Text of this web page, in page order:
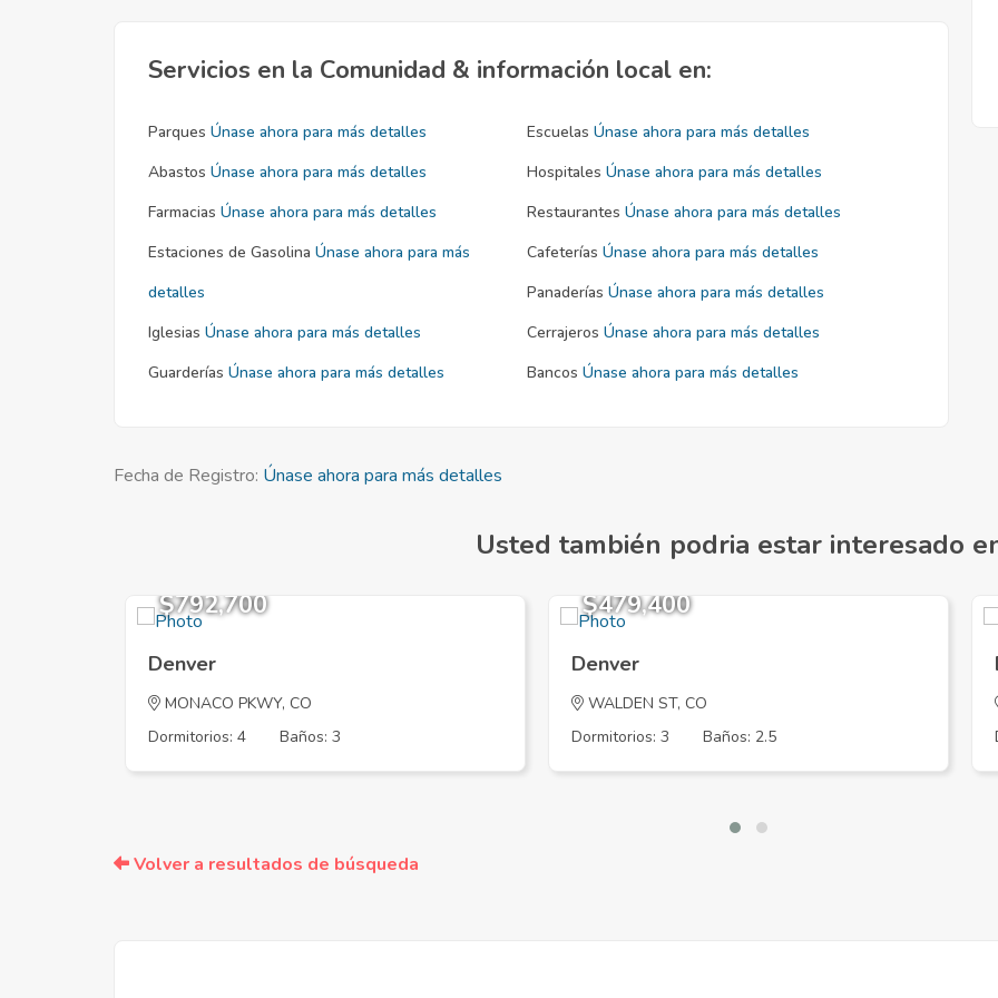
Servicios en la Comunidad & información local en:
Parques Únase ahora para más detalles Escuelas Únase ahora para más detalles
Abastos Únase ahora para más detalles Hospitales Únase ahora para más detalles
Farmacias Únase ahora para más detalles Restaurantes Únase ahora para más detalles
Estaciones de Gasolina Únase ahora para más
detalles
Cafeterías Únase ahora para más detalles
Panaderías Únase ahora para más detalles
Iglesias Únase ahora para más detalles Cerrajeros Únase ahora para más detalles
Guarderías Únase ahora para más detalles Bancos Únase ahora para más detalles
Fecha de Registro: Únase ahora para más detalles
Usted también podria estar interesado
$792,700
Denver
MONACO PKWY, CO
Dormitorios: 4
Baños: 3
$479,400
Denver
WALDEN ST, CO
Dormitorios: 3
Baños: 2.5
Volver a resultados de búsqueda